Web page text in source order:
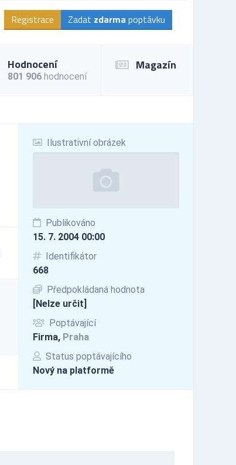
Registrace Zadat zdarma poptávku
Hodnocení
801 906 hodnocení
Magazín
Ilustrativní obrázek
Publikováno
15. 7. 2004 00:00
Identifikátor
668
Předpokládaná hodnota
[Nelze určit]
Poptávající
Firma, Praha
Status poptávajícího
Nový na platformě